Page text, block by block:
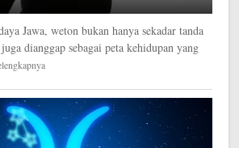
Jawa, weton bukan hanya sekadar tanda
dianggap sebagai peta kehidupan yang